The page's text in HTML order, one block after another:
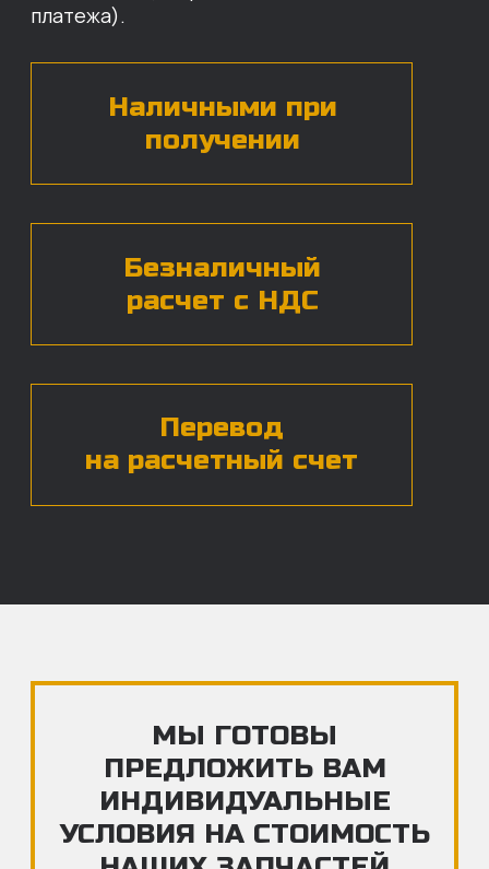
по нужным деталям.
Нажимая на кнопку, вы даете согласие на обработку
персональных данных*
ЧАСТЫЕ ВОПРОСЫ